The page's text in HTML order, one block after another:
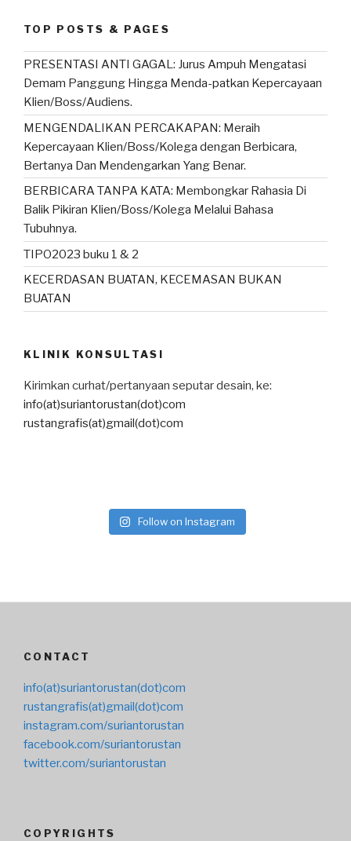
k
TOP POSTS & PAGES
PRESENTASI ANTI GAGAL: Jurus Ampuh Mengatasi
Demam Panggung Hingga Menda-patkan Kepercayaan
Klien/Boss/Audiens.
MENGENDALIKAN PERCAKAPAN: Meraih
Kepercayaan Klien/Boss/Kolega dengan Berbicara,
Bertanya Dan Mendengarkan Yang Benar.
BERBICARA TANPA KATA: Membongkar Rahasia Di
Balik Pikiran Klien/Boss/Kolega Melalui Bahasa
Tubuhnya.
TIPO2023 buku 1 & 2
KECERDASAN BUATAN, KECEMASAN BUKAN
BUATAN
KLINIK KONSULTASI
Kirimkan curhat/pertanyaan seputar desain, ke:
info(at)suriantorustan(dot)com
rustangrafis(at)gmail(dot)com
Follow on Instagram
CONTACT
info(at)suriantorustan(dot)com
rustangrafis(at)gmail(dot)com
instagram.com/suriantorustan
facebook.com/suriantorustan
twitter.com/suriantorustan
COPYRIGHTS